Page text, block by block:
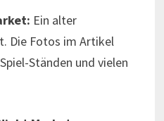
Ein alter
Die Fotos im Artikel
Ständen und vielen